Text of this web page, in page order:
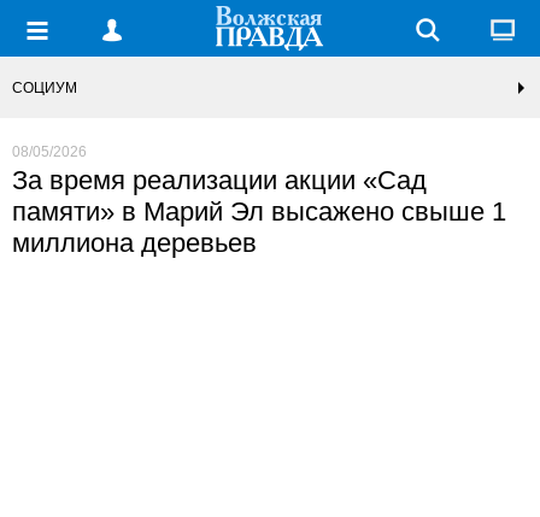
СОЦИУМ
08/05/2026
За время реализации акции «Сад
памяти» в Марий Эл высажено свыше 1
миллиона деревьев